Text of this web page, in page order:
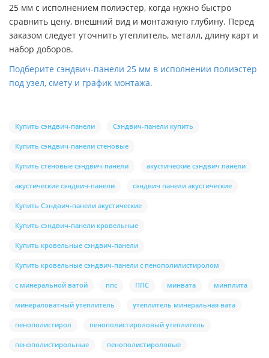
25 мм с исполнением полиэстер, когда нужно быстро
сравнить цену, внешний вид и монтажную глубину. Перед
заказом следует уточнить утеплитель, металл, длину карт и
набор доборов.
Подберите сэндвич-панели 25 мм в исполнении полиэстер
под узел, смету и график монтажа.
Купить сэндвич-панели Сэндвич-панели купить
Купить сэндвич-панели стеновые
Купить стеновые сэндвич-панели акустические сэндвич панели
акустические сэндвич-панели сэндвич панели акустические
Купить Сэндвич-панели акустические
Купить сэндвич-панели кровельные
Купить кровельные сэндвич-панели
Купить кровельные сэндвич-панели с пенополилистиролом
с минеральной ватой ппс ППС минвата минплита
минераловатный утеплитель утеплитель минеральная вата
пенополистирол пенополистироловый утеплитель
пенополистирольные пенополистироловые